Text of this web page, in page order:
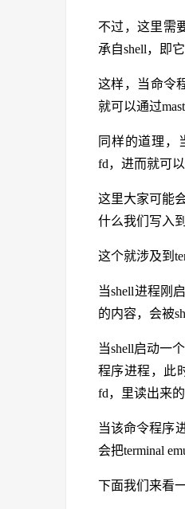
不过，这里需
承自shell，即
这样，当命令
就可以通过
同样的道理，
fd，进而就可
这里大家可能
什么我们写入
这个就涉及到
当shell进程刚
的内容，会被
当shell启动一
程序进程，此
fd，里读出来的
当该命令程序
会把terminal
下面我们来看